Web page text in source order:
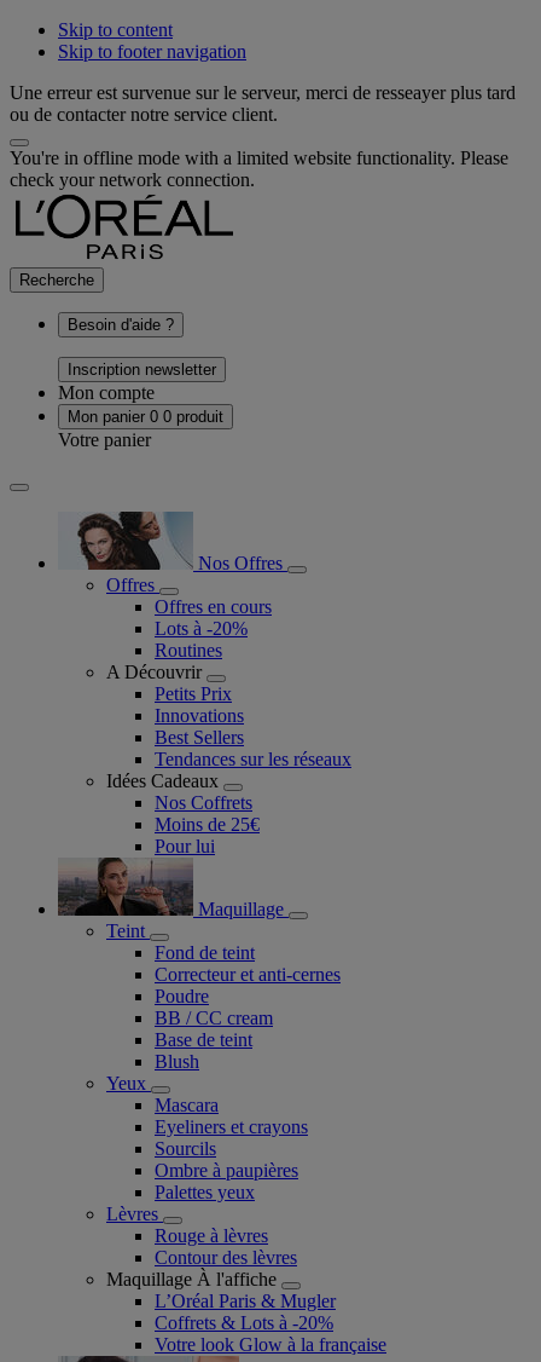
Skip to content
Skip to footer navigation
Une erreur est survenue sur le serveur, merci de resseayer plus tard
ou de contacter notre service client.
You're in offline mode with a limited website functionality. Please
check your network connection.
Recherche
Besoin d'aide ?
Inscription newsletter
Mon compte
Mon panier 0 0 produit
Votre panier
Nos Offres
Offres
Offres en cours
Lots à -20%
Routines
A Découvrir
Petits Prix
Innovations
Best Sellers
Tendances sur les réseaux
Idées Cadeaux
Nos Coffrets
Moins de 25€
Pour lui
Maquillage
Teint
Fond de teint
Correcteur et anti-cernes
Poudre
BB / CC cream
Base de teint
Blush
Yeux
Mascara
Eyeliners et crayons
Sourcils
Ombre à paupières
Palettes yeux
Lèvres
Rouge à lèvres
Contour des lèvres
Maquillage À l'affiche
L’Oréal Paris & Mugler
Coffrets & Lots à -20%
Votre look Glow à la française